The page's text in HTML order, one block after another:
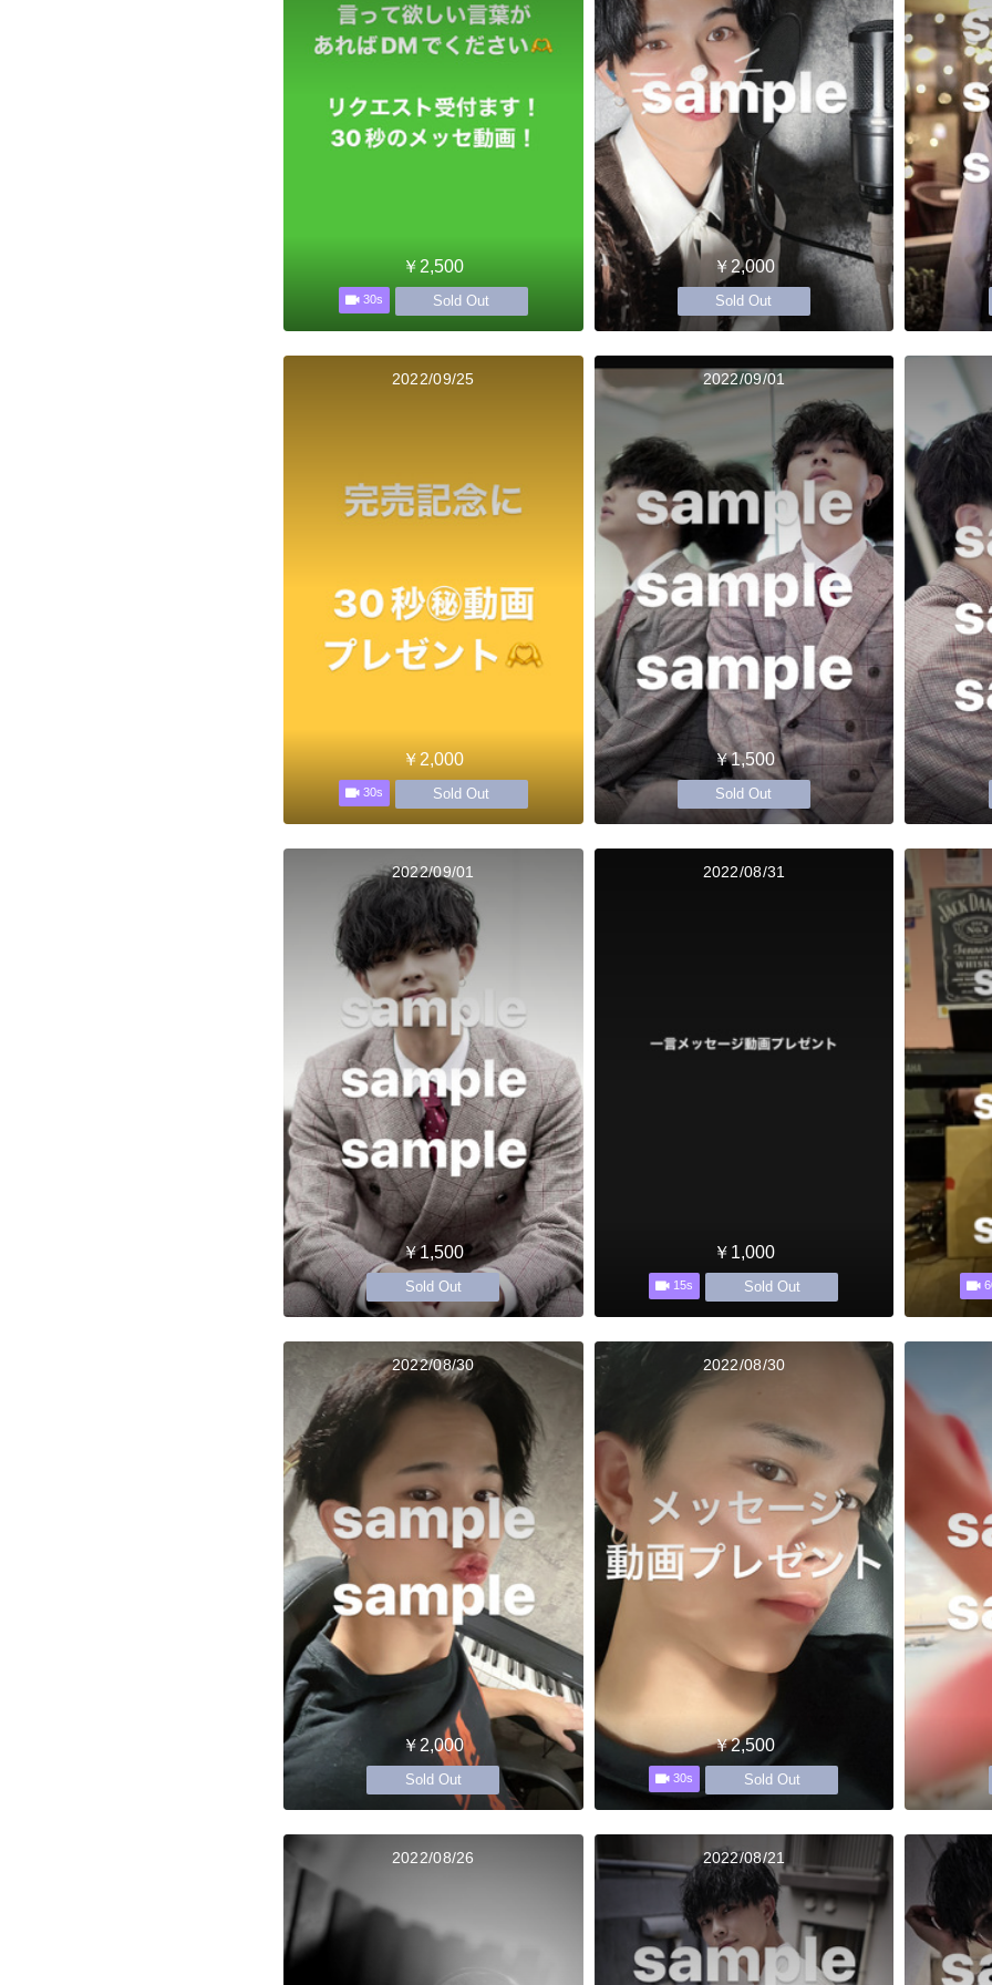
￥2,500
30s Sold Out
￥2,000
Sold Out
2022/09/25
￥2,000
30s Sold Out
2022/09/01
￥1,500
Sold Out
2022/09/01
￥1,500
Sold Out
2022/08/31
￥1,000
15s Sold Out
2022/08/30
￥2,000
Sold Out
2022/08/30
￥2,500
30s Sold Out
2022/08/26 2022/08/21